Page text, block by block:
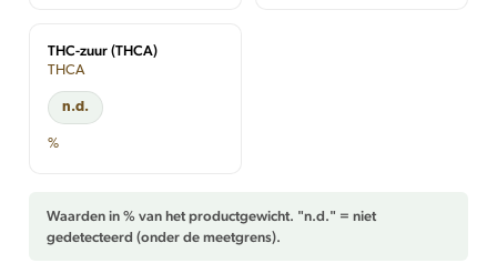
THC-zuur (THCA)
THCA
n.d.
%
Waarden in % van het productgewicht. "n.d." = niet
gedetecteerd (onder de meetgrens).